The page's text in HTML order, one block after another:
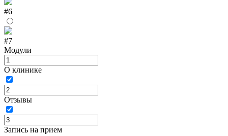
#6
#7
Модули
О клинике
Отзывы
Запись на прием